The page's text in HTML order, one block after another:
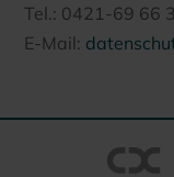
Tel.: 0421-69 66
E-Mail: